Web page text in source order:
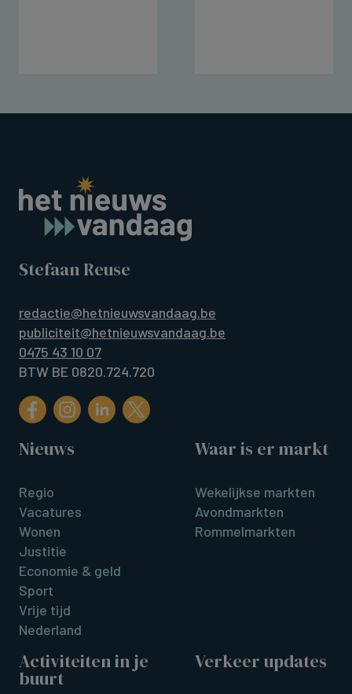
Stefaan Reuse
redactie@hetnieuwsvandaag.be
publiciteit@hetnieuwsvandaag.be
0475 43 10 07
BTW BE 0820.724.720
Nieuws
Regio
Vacatures
Wonen
Justitie
Economie & geld
Sport
Vrije tijd
Nederland
Waar is er markt
Wekelijkse markten
Avondmarkten
Rommelmarkten
Activiteiten in je
buurt
Verkeer updates